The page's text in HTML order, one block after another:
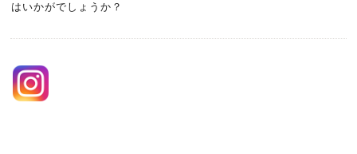
はいかがでしょうか？